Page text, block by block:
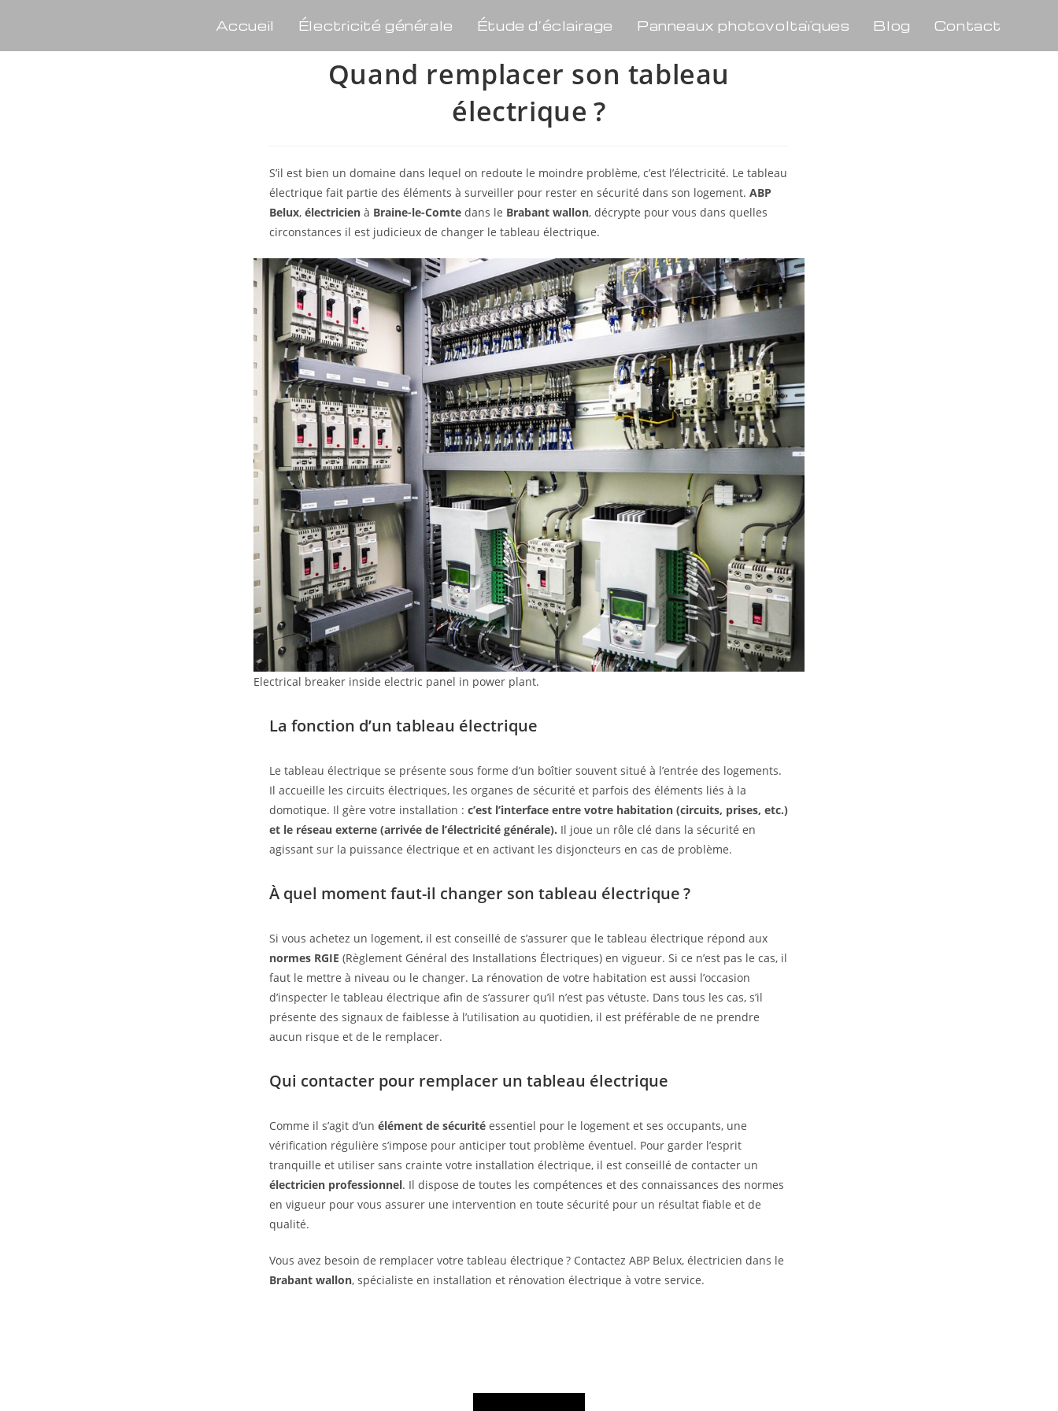
Accueil Électricité générale Étude d’éclairage Panneaux photovoltaïques Blog Contact
Quand remplacer son tableau
électrique ?
S’il est bien un domaine dans lequel on redoute le moindre problème, c’est l’électricité. Le tableau
électrique fait partie des éléments à surveiller pour rester en sécurité dans son logement. ABP
Belux, électricien à Braine-le-Comte dans le Brabant wallon, décrypte pour vous dans quelles
circonstances il est judicieux de changer le tableau électrique.
Electrical breaker inside electric panel in power plant.
La fonction d’un tableau électrique
Le tableau électrique se présente sous forme d’un boîtier souvent situé à l’entrée des logements.
Il accueille les circuits électriques, les organes de sécurité et parfois des éléments liés à la
domotique. Il gère votre installation : c’est l’interface entre votre habitation (circuits, prises, etc.)
et le réseau externe (arrivée de l’électricité générale). Il joue un rôle clé dans la sécurité en
agissant sur la puissance électrique et en activant les disjoncteurs en cas de problème.
À quel moment faut-il changer son tableau électrique ?
Si vous achetez un logement, il est conseillé de s’assurer que le tableau électrique répond aux
normes RGIE (Règlement Général des Installations Électriques) en vigueur. Si ce n’est pas le cas, il
faut le mettre à niveau ou le changer. La rénovation de votre habitation est aussi l’occasion
d’inspecter le tableau électrique afin de s’assurer qu’il n’est pas vétuste. Dans tous les cas, s’il
présente des signaux de faiblesse à l’utilisation au quotidien, il est préférable de ne prendre
aucun risque et de le remplacer.
Qui contacter pour remplacer un tableau électrique
Comme il s’agit d’un élément de sécurité essentiel pour le logement et ses occupants, une
vérification régulière s’impose pour anticiper tout problème éventuel. Pour garder l’esprit
tranquille et utiliser sans crainte votre installation électrique, il est conseillé de contacter un
électricien professionnel. Il dispose de toutes les compétences et des connaissances des normes
en vigueur pour vous assurer une intervention en toute sécurité pour un résultat fiable et de
qualité.
Vous avez besoin de remplacer votre tableau électrique ? Contactez ABP Belux, électricien dans le
Brabant wallon, spécialiste en installation et rénovation électrique à votre service.